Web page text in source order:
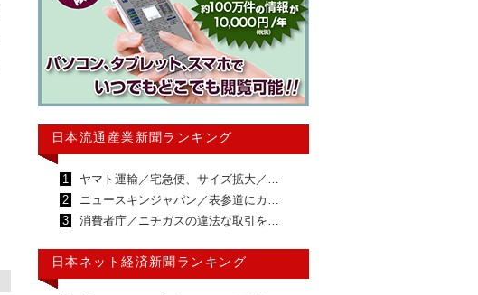
日本流通産業新聞ランキング
1
ヤマト運輸／宅急便、サイズ拡大／…
2
ニュースキンジャパン／表参道にカ…
3
消費者庁／ニチガスの違法な取引を…
日本ネット経済新聞ランキング